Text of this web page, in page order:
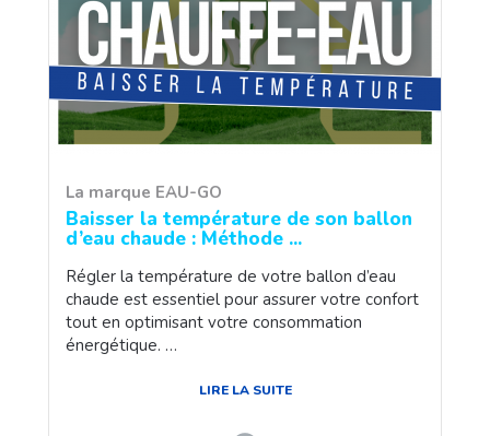
La marque EAU-GO
Baisser la température de son ballon
d’eau chaude : Méthode ...
Régler la température de votre ballon d’eau
chaude est essentiel pour assurer votre confort
tout en optimisant votre consommation
énergétique. …
LIRE LA SUITE